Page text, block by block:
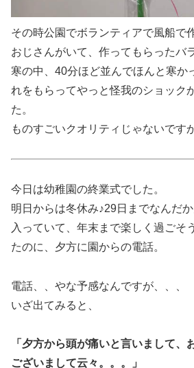
その時公園でボランティアで風船で
おじさんがいて、作ってもらったバ
寒の中、40分ほど並んでほんと寒か
れをもらってやっと怪我のショック
た。
ものすごいクオリティじゃないです
今日は幼稚園の終業式でした。
明日からは冬休み♪29日までなんだ
入っていて、年末まで楽しく過ごそ
たのに、夕方に園からの電話。
電話、、やな予感なんですが、、、
いざ出てみると、
「夕方から頭が痛いと言いまして、
ございまして云々。。。」